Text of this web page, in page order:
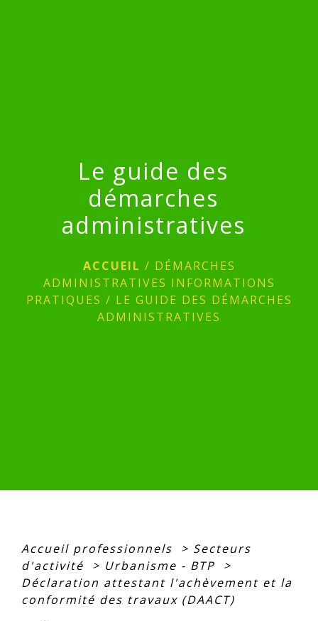
Le guide des
démarches
administratives
ACCUEIL / DÉMARCHES
ADMINISTRATIVES INFORMATIONS
PRATIQUES / LE GUIDE DES DÉMARCHES
ADMINISTRATIVES
Accueil professionnels > Secteurs
d'activité
> Urbanisme - BTP
>
Déclaration attestant l'achèvement et la
conformité des travaux (DAACT)